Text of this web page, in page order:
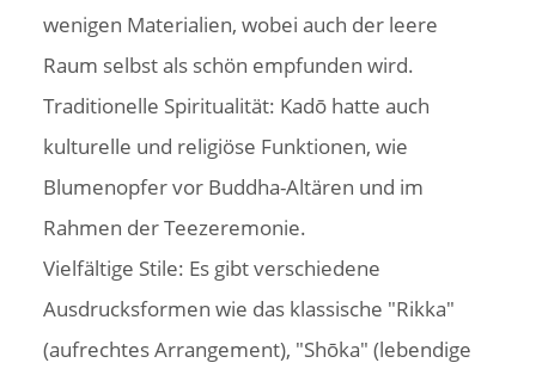
wenigen Materialien, wobei auch der leere
Raum selbst als schön empfunden wird.
Traditionelle Spiritualität: Kadō hatte auch
kulturelle und religiöse Funktionen, wie
Blumenopfer vor Buddha-Altären und im
Rahmen der Teezeremonie.
Vielfältige Stile: Es gibt verschiedene
Ausdrucksformen wie das klassische "Rikka"
(aufrechtes Arrangement), "Shōka" (lebendige